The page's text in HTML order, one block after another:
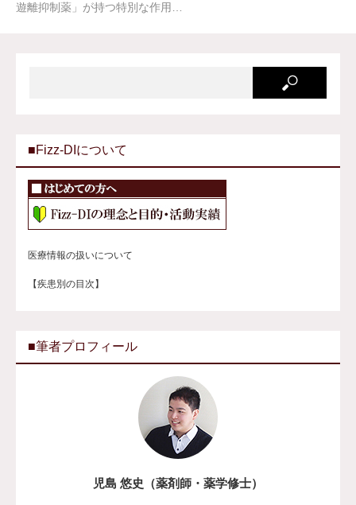
遊離抑制薬」が持つ特別な作用…
■Fizz-DIについて
医療情報の扱いについて
【疾患別の目次】
■筆者プロフィール
児島 悠史（薬剤師・薬学修士）